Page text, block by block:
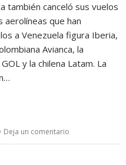
también canceló sus vuelos
aerolíneas que han
a Venezuela figura Iberia,
Avianca, la
y la chilena Latam. La
Deja un comentario